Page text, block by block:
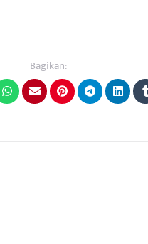
Bagikan: